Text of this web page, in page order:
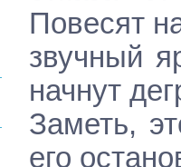
Повесят
звучный
начнут
Заметь,
его